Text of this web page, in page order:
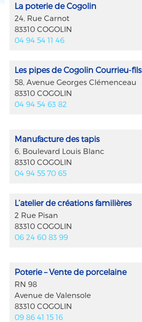
La poterie de Cogolin
24, Rue Carnot
83310 COGOLIN
04 94 54 11 46
Les pipes de Cogolin Courrieu-fils
58, Avenue Georges Clémenceau
83310 COGOLIN
04 94 54 63 82
Manufacture des tapis
6, Boulevard Louis Blanc
83310 COGOLIN
04 94 55 70 65
L’atelier de créations familières
2 Rue Pisan
83310 COGOLIN
06 24 60 83 99
Poterie – Vente de porcelaine
RN 98
Avenue de Valensole
83310 COGOLIN
09 86 41 15 16